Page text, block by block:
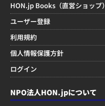
HON.jp Books（直営ショップ）
ユーザー登録
利用規約
個人情報保護方針
ログイン
NPO法人HON.jpについて